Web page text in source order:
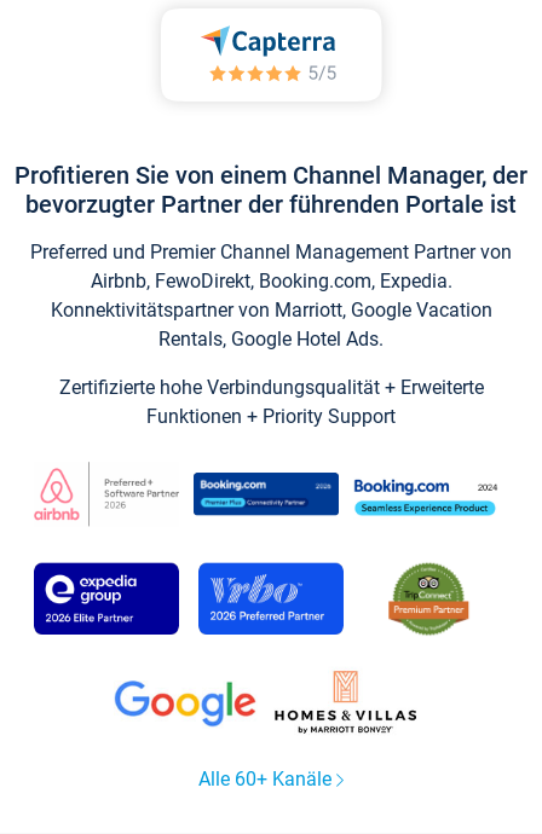
Profitieren Sie von einem Channel Manager, der
bevorzugter Partner der führenden Portale ist
Preferred und Premier Channel Management Partner von
Airbnb, FewoDirekt, Booking.com, Expedia.
Konnektivitätspartner von Marriott, Google Vacation
Rentals, Google Hotel Ads.
Zertifizierte hohe Verbindungsqualität + Erweiterte
Funktionen + Priority Support
Alle 60+ Kanäle